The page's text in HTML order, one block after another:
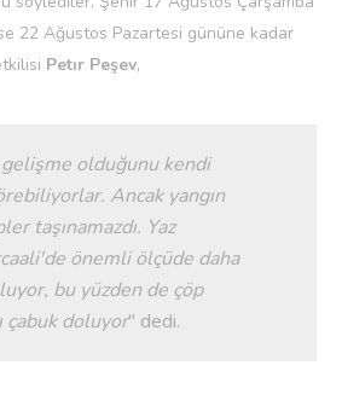
22 Ağustos Pazartesi gününe kadar
Petır Peşev,
olduğunu kendi
Ancak yangın
taşınamazdı. Yaz
önemli ölçüde daha
bu yüzden de çöp
çabuk doluyor'' dedi.